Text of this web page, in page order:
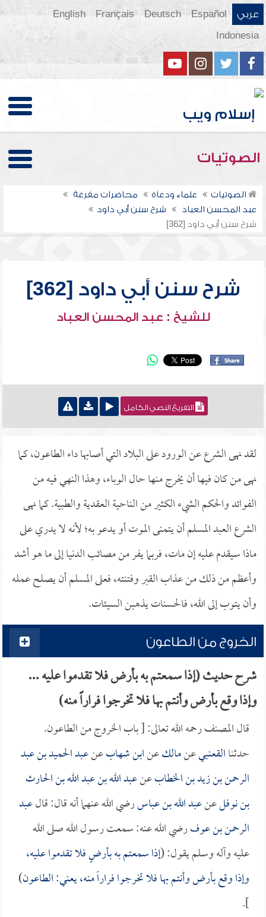
عربي Español
Deutsch
Français
English
Indonesia
الصوتيات
الصوتيات علماء ودعاة
محاضرات مفرغة
عبد المحسن العباد
شرح سنن أبي داود
شرح سنن أبي داود [362]
شرح سنن أبي داود [362]
للشيخ : عبد المحسن العباد
التفريغ النصي الكامل
لقد نهى الشرع عن الورود على البلاد التي أصابها داء الطاعون، كما
نهى من كان فيها أن يخرج منها حال الوباء، وهذا النهي فيه من
الفوائد والحكم الشيء الكثير من الناحية العقدية والطبية. كما نهى
الشرع العبد المسلم أن يتمنى الموت أو يدعو به؛ لأنه لا يدري على
ماذا سيقدم عليه إن مات، فربما يفر من مصائب الدنيا إلى ما هو أشد
وأعظم من ذلك من عذاب القبر وفتنته، فعلى المسلم أن يصلح عمله
وأن يتوب إلى الله، فالحسنات يذهبن السيئات.
الخروج من الطاعون
شرح حديث (إذا سمعتم به بأرض فلا تقدموا عليه ...
وإذا وقع بأرض وأنتم بها فلا تخرجوا فراراً منه)
قال المصنف رحمه الله تعالى: [ باب الخروج من الطاعون.
حدثناالقعنبيعنمالكعنابن شهابعنعبد الحميد بن عبد
الرحمن بن زيد بن الخطابعنعبد الله بن عبد الله بن الحارث
بن نوفلعنعبد الله بن عباسرضي الله عنهما أنه قال: قالعبد
الرحمن بن عوفرضي الله عنه: سمعت رسول الله صلى الله
عليه وآله وسلم يقول: (إذا سمعتم به بأرضٍ فلا تقدموا عليه،
وإذا وقع بأرض وأنتم بها فلا تخرجوا فراراً منه، يعني: الطاعون)
].